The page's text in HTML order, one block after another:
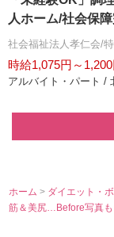
人ホーム/社会保
社会福祉法人孝仁会/
時給1,075円～
アルバイト・パート /
ホーム > ダイエット・
筋＆美尻…Before写真